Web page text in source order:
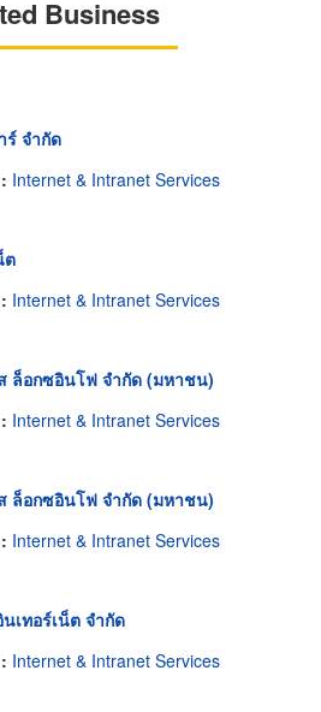
Business
ร์ จำกัด
Internet & Intranet Services
ต
Internet & Intranet Services
ล็อกซอินโฟ จำกัด (มหาชน)
Internet & Intranet Services
ล็อกซอินโฟ จำกัด (มหาชน)
Internet & Intranet Services
เทอร์เน็ต จำกัด
Internet & Intranet Services